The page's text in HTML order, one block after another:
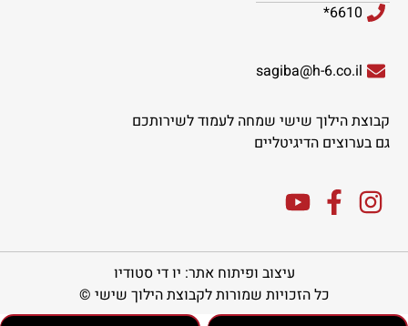
6610*
sagiba@h-6.co.il
קבוצת הילוך שישי שמחה לעמוד לשירותכם
גם בערוצים הדיגיטליים
עיצוב ופיתוח אתר: יו די סטודיו
כל הזכויות שמורות לקבוצת הילוך שישי ©